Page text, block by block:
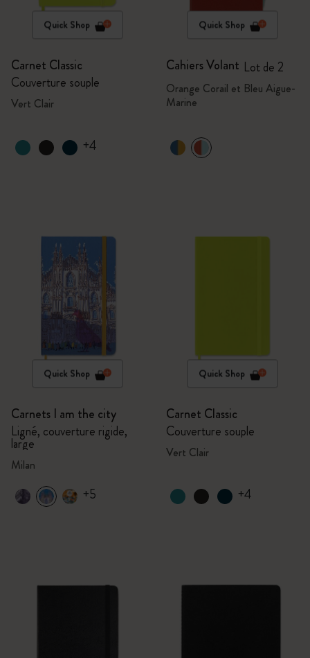
Quick Shop
Carnet Classic
Couverture souple
Vert Clair
+4
Quick Shop
Cahiers Volant Lot de 2
Orange Corail et Bleu Aigue-
Marine
Quick Shop
Carnets I am the city
Ligné, couverture rigide,
large
Milan
+5
Quick Shop
Carnet Classic
Couverture souple
Vert Clair
+4